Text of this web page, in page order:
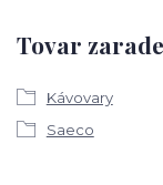
Tovar
Kávovary
Saeco